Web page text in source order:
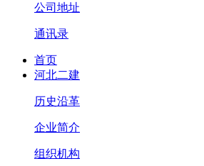
公司地址
通讯录
首页
河北二建
历史沿革
企业简介
组织机构